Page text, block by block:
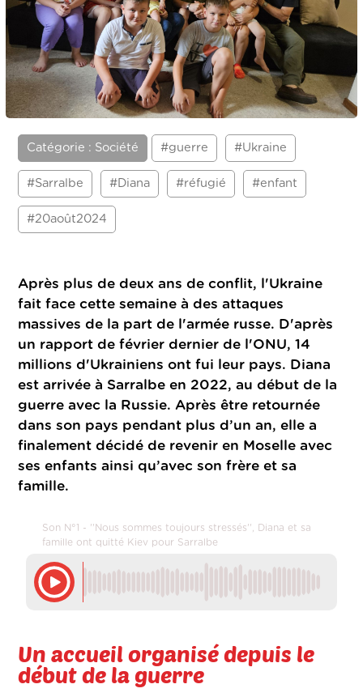
Catégorie : Société #guerre #Ukraine
#Sarralbe #Diana #réfugié #enfant
#20août2024
Après plus de deux ans de conflit, l'Ukraine
fait face cette semaine à des attaques
massives de la part de l'armée russe. D'après
un rapport de février dernier de l'ONU, 14
millions d'Ukrainiens ont fui leur pays. Diana
est arrivée à Sarralbe en 2022, au début de la
guerre avec la Russie. Après être retournée
dans son pays pendant plus d’un an, elle a
finalement décidé de revenir en Moselle avec
ses enfants ainsi qu’avec son frère et sa
famille.
Son N°1 - ''Nous sommes toujours stressés'', Diana et sa
famille ont quitté Kiev pour Sarralbe
Un accueil organisé depuis le
début de la guerre